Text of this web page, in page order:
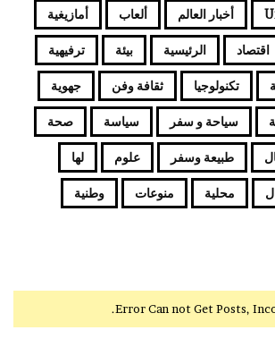
أخبار العالم ألعاب أمازيغية
اقتصاد الرئيسية بيئة ترفيهية
تكنولوجيا ثقافة وفن جهوية
سياحة و سفر سياسة صحة
طبيعة وسفر علوم لها
محلية منوعات وطنية
Error Can not Get Posts,